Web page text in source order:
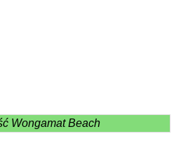
Wongamat Beach